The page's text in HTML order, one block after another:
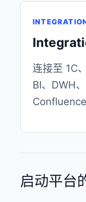
连接至 1C
BI、DWH
Confluence
启动平台